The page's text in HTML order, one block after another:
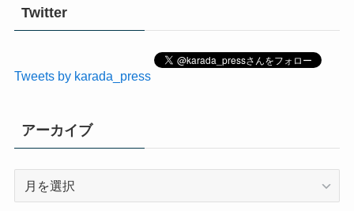
Twitter
Tweets by karada_press
アーカイブ